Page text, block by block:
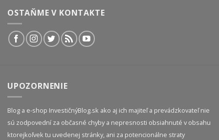
OSTAŇME V KONTAKTE
UPOZORNENIE
Blog a e-shop InvestičnýBlog.sk ako aj ich majiteľ a prevádzkovateľ nie
sú zodpovední za občasné chyby a nepresnosti obsiahnuté v obsahu
ktorejkoľvek tu uvedenej stránky, ani za potencionálne straty